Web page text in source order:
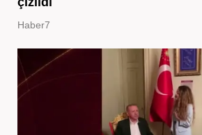
Haber7